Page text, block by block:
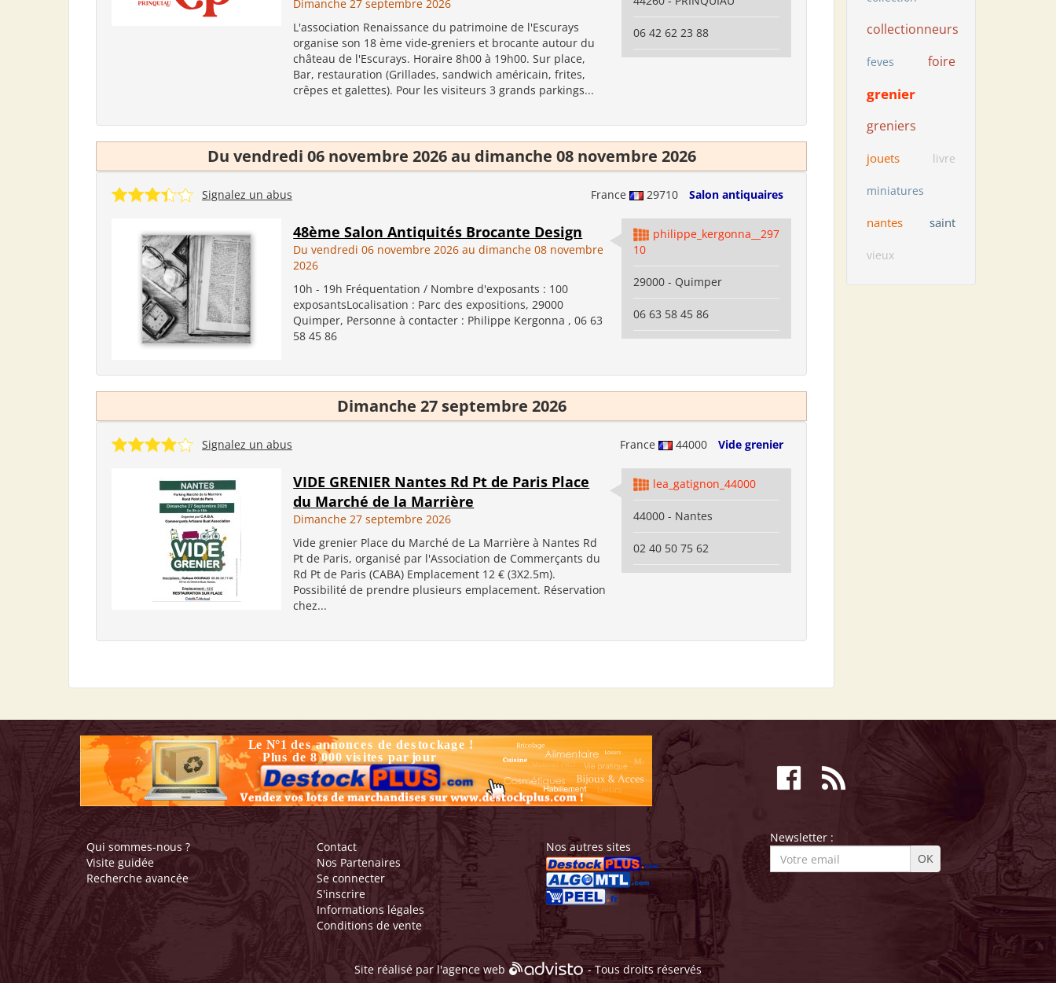
Dimanche 27 septembre 2026
L'association Renaissance du patrimoine de l'Escurays
organise son 18 ème vide-greniers et brocante autour du
château de l'Escurays. Horaire 8h00 à 19h00. Sur place,
Bar, restauration (Grillades, sandwich américain, frites,
crêpes et galettes). Pour les visiteurs 3 grands parkings...
06 42 62 23 88
Du vendredi 06 novembre 2026 au dimanche 08 novembre 2026
France 29710 Salon antiquaires
Signalez un abus
48ème Salon Antiquités Brocante Design
Du vendredi 06 novembre 2026 au dimanche 08 novembre
2026
10h - 19h Fréquentation / Nombre d'exposants : 100
exposantsLocalisation : Parc des expositions, 29000
Quimper, Personne à contacter : Philippe Kergonna , 06 63
58 45 86
philippe_kergonna__297
10
29000 - Quimper
06 63 58 45 86
Dimanche 27 septembre 2026
France 44000 Vide grenier
Signalez un abus
VIDE GRENIER Nantes Rd Pt de Paris Place
du Marché de la Marrière
Dimanche 27 septembre 2026
Vide grenier Place du Marché de La Marrière à Nantes Rd
Pt de Paris, organisé par l'Association de Commerçants du
Rd Pt de Paris (CABA) Emplacement 12 € (3X2.5m).
Possibilité de prendre plusieurs emplacement. Réservation
chez...
lea_gatignon_44000
44000 - Nantes
02 40 50 75 62
collectionneurs
feves foire
grenier
greniers
jouets livre
miniatures
nantes saint
vieux
Qui sommes-nous ?
Visite guidée
Recherche avancée
Contact
Nos Partenaires
Se connecter
S'inscrire
Informations légales
Conditions de vente
Nos autres sites
Newsletter :
Site réalisé par l'agence web - Tous droits réservés